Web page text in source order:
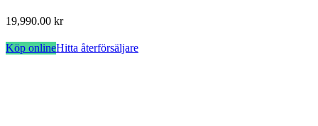
19,990.00 kr
Köp onlineHitta återförsäljare